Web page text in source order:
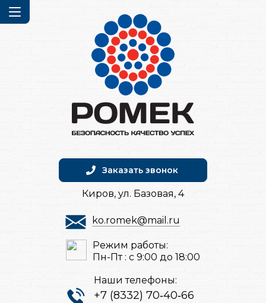
Наши телефоны:
+7 (8332) 70‑40‑66
ko.romek@mail.ru
Режим работы:
Пн-Пт : с 9:00 до 18:00
Заказать звонок
Киров, ул. Базовая, 4